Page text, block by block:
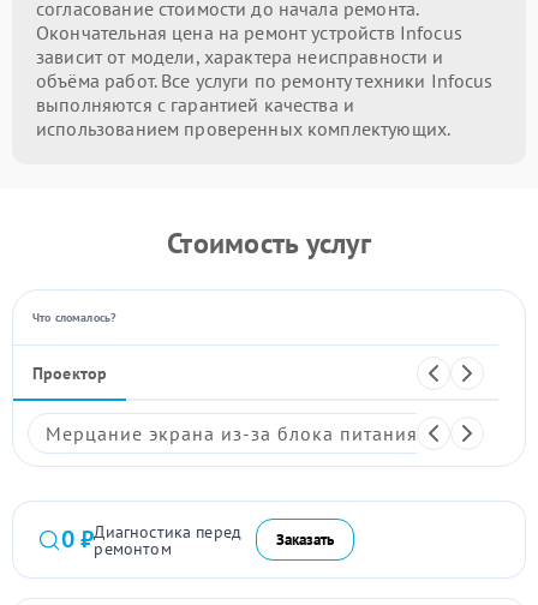
согласование стоимости до начала ремонта.
Окончательная цена на ремонт устройств Infocus
зависит от модели, характера неисправности и
объёма работ. Все услуги по ремонту техники Infocus
выполняются с гарантией качества и
использованием проверенных комплектующих.
Стоимость услуг
Что сломалось?
Проектор
Мерцание экрана из-за блока питания
0 ₽Диагностика перед
ремонтом Заказать